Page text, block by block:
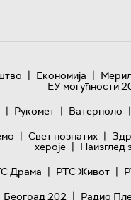
| Економија |
ЕУ могућности
| Рукомет | Ватерполо |
| Свет познатих |
хероје | Наизглед
Драма | РТС Живот |
Београд 202 | Радио